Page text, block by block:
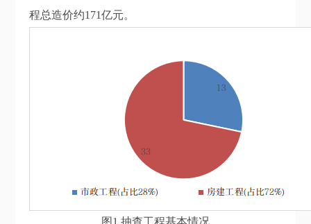
程总造价约171亿元。